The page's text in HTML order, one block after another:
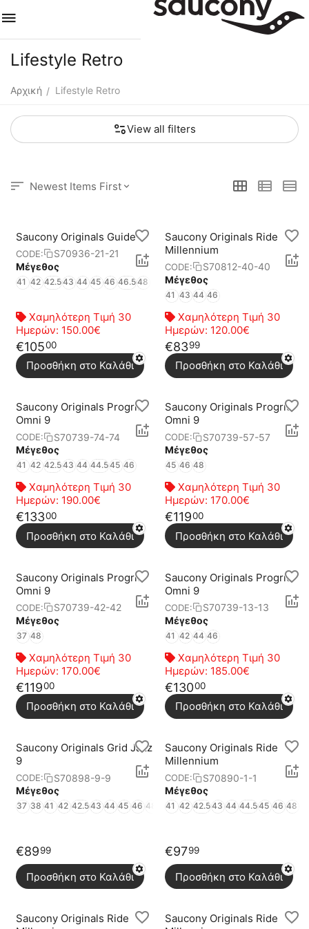
Lifestyle Retro
Αρχική / Lifestyle Retro
View all filters
Newest Items First
Saucony Originals Guide 7
CODE:
S70936-21-21
Μέγεθος
41 42 42.543 44 45 46 46.548
Χαμηλότερη Τιμή 30
Ημερών: 150.00€
€10500
Προσθήκη στο Καλάθι
Saucony Originals Ride
Millennium
CODE:
S70812-40-40
Μέγεθος
41 43 44 46
Χαμηλότερη Τιμή 30
Ημερών: 120.00€
€8399
Προσθήκη στο Καλάθι
Saucony Originals Progrid
Omni 9
CODE:
S70739-74-74
Μέγεθος
41 42 42.543 44 44.545 46
Χαμηλότερη Τιμή 30
Ημερών: 190.00€
€13300
Προσθήκη στο Καλάθι
Saucony Originals Progrid
Omni 9
CODE:
S70739-57-57
Μέγεθος
45 46 48
Χαμηλότερη Τιμή 30
Ημερών: 170.00€
€11900
Προσθήκη στο Καλάθι
Saucony Originals Progrid
Omni 9
CODE:
S70739-42-42
Μέγεθος
37 48
Χαμηλότερη Τιμή 30
Ημερών: 170.00€
€11900
Προσθήκη στο Καλάθι
Saucony Originals Progrid
Omni 9
CODE:
S70739-13-13
Μέγεθος
41 42 44 46
Χαμηλότερη Τιμή 30
Ημερών: 185.00€
€13000
Προσθήκη στο Καλάθι
Saucony Originals Grid Jazz
9
CODE:
S70898-9-9
Μέγεθος
37 38 41 42 42.543 44 45 46 48
€8999
Προσθήκη στο Καλάθι
Saucony Originals Ride
Millennium
CODE:
S70890-1-1
Μέγεθος
41 42 42.543 44 44.545 46 48
€9799
Προσθήκη στο Καλάθι
Saucony Originals Ride
Saucony Originals Ride